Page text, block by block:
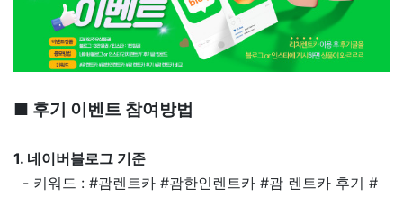
■ 후기 이벤트 참여방법
1. 네이버블로그 기준
- 키워드 : #괌렌트카 #괌한인렌트카 #괌 렌트카 후기 #